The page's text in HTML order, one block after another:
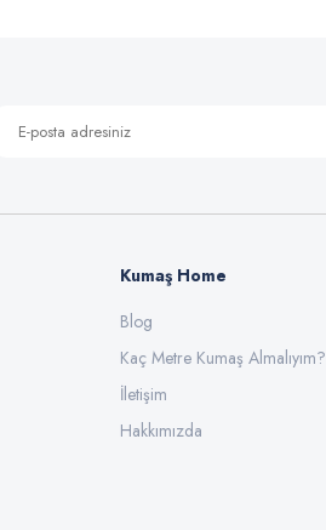
Kumaş Home
Blog
Kaç Metre Kumaş Almalıyım?
İletişim
Hakkımızda